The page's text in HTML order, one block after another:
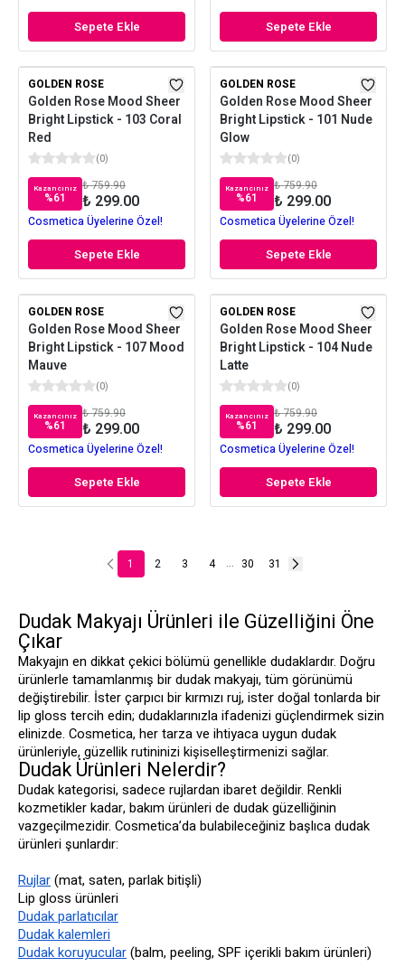
Sepete Ekle Sepete Ekle
GOLDEN ROSE
Golden Rose Mood Sheer
Bright Lipstick - 103 Coral
Red
(0)
Kazancınız
%61
₺ 759.90
₺ 299.00
Cosmetica Üyelerine Özel!
Sepete Ekle
GOLDEN ROSE
Golden Rose Mood Sheer
Bright Lipstick - 101 Nude
Glow
(0)
Kazancınız
%61
₺ 759.90
₺ 299.00
Cosmetica Üyelerine Özel!
Sepete Ekle
GOLDEN ROSE
Golden Rose Mood Sheer
Bright Lipstick - 107 Mood
Mauve
(0)
Kazancınız
%61
₺ 759.90
₺ 299.00
Cosmetica Üyelerine Özel!
Sepete Ekle
GOLDEN ROSE
Golden Rose Mood Sheer
Bright Lipstick - 104 Nude
Latte
(0)
Kazancınız
%61
₺ 759.90
₺ 299.00
Cosmetica Üyelerine Özel!
Sepete Ekle
1 2 3 4 ... 30 31
Dudak Makyajı Ürünleri ile Güzelliğini Öne
Çıkar
Makyajın en dikkat çekici bölümü genellikle dudaklardır. Doğru
ürünlerle tamamlanmış bir dudak makyajı, tüm görünümü
değiştirebilir. İster çarpıcı bir kırmızı ruj, ister doğal tonlarda bir
lip gloss tercih edin; dudaklarınızla ifadenizi güçlendirmek sizin
elinizde. Cosmetica, her tarza ve ihtiyaca uygun dudak
ürünleriyle, güzellik rutininizi kişiselleştirmenizi sağlar.
Dudak Ürünleri Nelerdir?
Dudak kategorisi, sadece rujlardan ibaret değildir. Renkli
kozmetikler kadar, bakım ürünleri de dudak güzelliğinin
vazgeçilmezidir. Cosmetica’da bulabileceğiniz başlıca dudak
ürünleri şunlardır:
Rujlar(mat, saten, parlak bitişli)
Lip gloss ürünleri
Dudak parlatıcılar
Dudak kalemleri
Dudak koruyucular(balm, peeling, SPF içerikli bakım ürünleri)